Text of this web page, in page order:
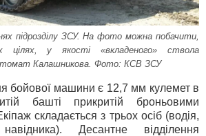
підрозділу ЗСУ. На фото можна побачити,
у якості «вкладеного» ствола
Калашникова. Фото: КСВ ЗСУ
бойової машини є 12,7 мм кулемет в
башті прикритій броньовими
складається з трьох осіб (водія,
Десантне відділення